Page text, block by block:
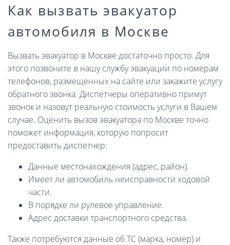
Как вызвать эвакуатор
автомобиля в Москве
Вызвать эвакуатор в Москве достаточно просто. Для
этого позвоните в нашу службу эвакуации по номерам
телефонов, размещенных на сайте или закажите услугу
обратного звонка. Диспетчеры оперативно примут
звонок и назовут реальную стоимость услуги в Вашем
случае. Оценить вызов эвакуатора по Москве точно
поможет информация, которую попросит
предоставить диспетчер:
Данные местонахождения (адрес, район).
Имеет ли автомобиль неисправности ходовой
части.
В порядке ли рулевое управление.
Адрес доставки транспортного средства.
Также потребуются данные об ТС (марка, номер) и